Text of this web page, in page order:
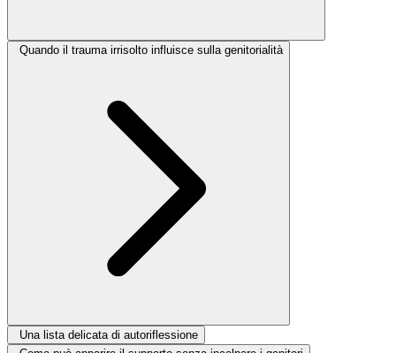
Quando il trauma irrisolto influisce sulla genitorialità
Una lista delicata di autoriflessione